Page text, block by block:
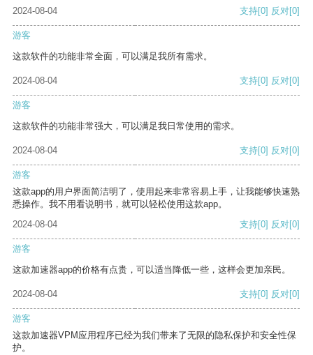
2024-08-04 支持[0] 反对[0]
游客
这款软件的功能非常全面，可以满足我所有需求。
2024-08-04 支持[0] 反对[0]
游客
这款软件的功能非常强大，可以满足我日常使用的需求。
2024-08-04 支持[0] 反对[0]
游客
这款app的用户界面简洁明了，使用起来非常容易上手，让我能够快速熟
悉操作。我不用看说明书，就可以轻松使用这款app。
2024-08-04
支持[0] 反对[0]
游客
这款加速器app的价格有点贵，可以适当降低一些，这样会更加亲民。
2024-08-04 支持[0] 反对[0]
游客
这款加速器VPM应用程序已经为我们带来了无限的隐私保护和安全性保
护。